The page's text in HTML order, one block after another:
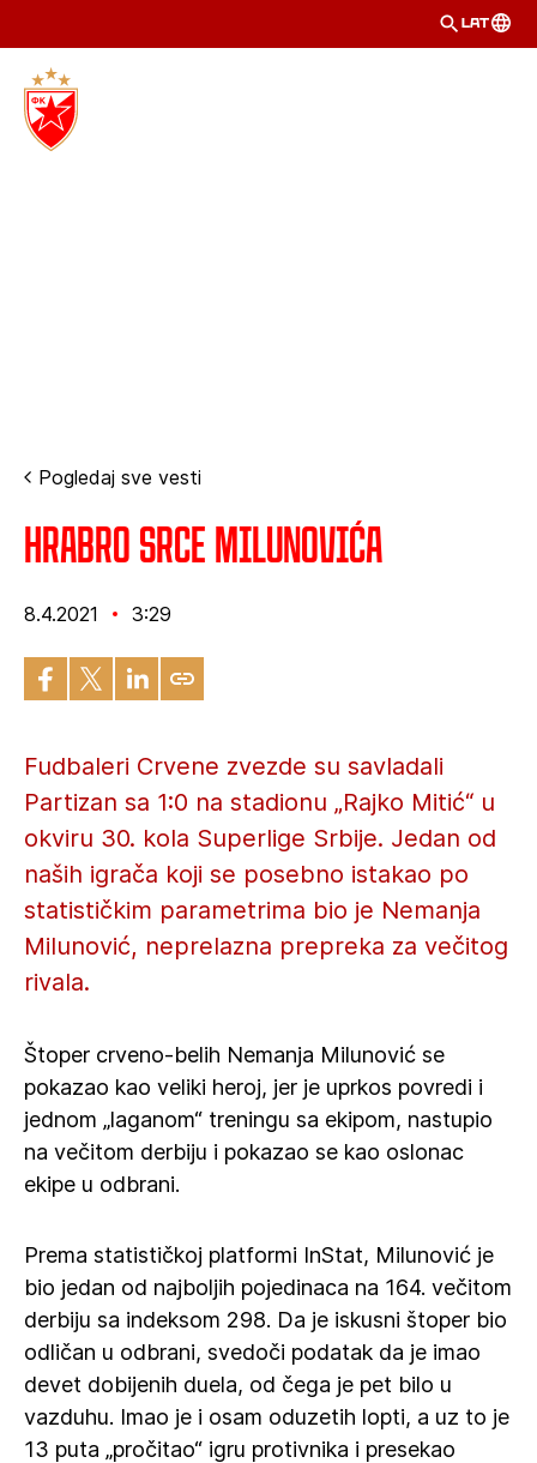
LAT
Pogledaj sve vesti
Hrabro srce Milunovića
8.4.2021 3:29
Fudbaleri Crvene zvezde su savladali
Partizan sa 1:0 na stadionu „Rajko Mitić“ u
okviru 30. kola Superlige Srbije. Jedan od
naših igrača koji se posebno istakao po
statističkim parametrima bio je Nemanja
Milunović, neprelazna prepreka za večitog
rivala.
Štoper crveno-belih Nemanja Milunović se
pokazao kao veliki heroj, jer je uprkos povredi i
jednom „laganom“ treningu sa ekipom, nastupio
na večitom derbiju i pokazao se kao oslonac
ekipe u odbrani.
Prema statističkoj platformi InStat, Milunović je
bio jedan od najboljih pojedinaca na 164. večitom
derbiju sa indeksom 298. Da je iskusni štoper bio
odličan u odbrani, svedoči podatak da je imao
devet dobijenih duela, od čega je pet bilo u
vazduhu. Imao je i osam oduzetih lopti, a uz to je
13 puta „pročitao“ igru protivnika i presekao